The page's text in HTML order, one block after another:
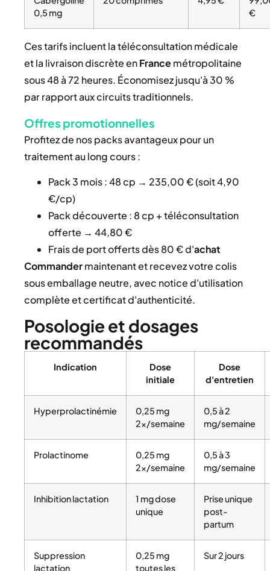
0,5 mg
€
Ces tarifs incluent la téléconsultation médicale
et la livraison discrète enFrancemétropolitaine
sous 48 à 72 heures. Économisez jusqu'à 30 %
par rapport aux circuits traditionnels.
Offres promotionnelles
Profitez de nos packs avantageux pour un
traitement au long cours :
Pack 3 mois : 48 cp → 235,00 € (soit 4,90
€/cp)
Pack découverte : 8 cp + téléconsultation
offerte → 44,80 €
Frais de port offerts dès 80 € d'achat
Commandermaintenant et recevez votre colis
sous emballage neutre, avec notice d'utilisation
complète et certificat d'authenticité.
Posologie et dosages
recommandés
Indication
Dose
initiale
Dose
d'entretien
Hyperprolactinémie
0,25 mg
2×/semaine
0,5 à 2
mg/semaine
Prolactinome
0,25 mg
2×/semaine
0,5 à 3
mg/semaine
Inhibition lactation
1 mg dose
unique
Prise unique
post-
partum
Suppression
lactation
0,25 mg
toutes les
Sur 2 jours